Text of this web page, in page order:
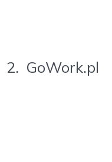
2. GoWork.pl